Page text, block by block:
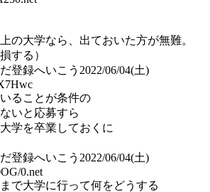
の大学なら、出ておいた方が無難。
する）
登録へいこう 2022/06/04(土)
ることが条件の
いと応募すら
学を卒業しておくに
登録へいこう 2022/06/04(土)
0.net
で大学に行って何をどうする